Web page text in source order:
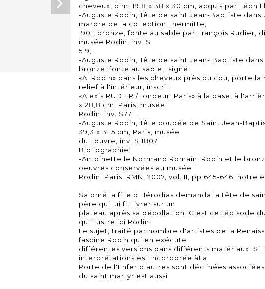
cheveux, dim. 19,8 x 38 x 30 cm, acquis par Léon
-Auguste Rodin, Tête de saint Jean-Baptiste dans
marbre de la collection Lhermitte,
1901, bronze, fonte au sable par François Rudier,
musée Rodin, inv. S
519;
-Auguste Rodin, Tête de saint Jean- Baptiste dans
bronze, fonte au sable,, signé
«A. Rodin» dans les cheveux près du cou, porte la
relief à l'intérieur, inscrit
«Alexis RUDIER /Fondeur. Paris» à la base, à
x 28,8 cm, Paris, musée
Rodin, inv. S771.
-Auguste Rodin, Tête coupée de Saint Jean-
39,3 x 31,5 cm, Paris, musée
du Louvre, inv. S.1807
Bibliographie:
-Antoinette le Normand Romain, Rodin et le
oeuvres conservées au musée
Rodin, Paris, RMN, 2007, vol. II, pp.645-646, notre
Salomé la fille d'Hérodias demanda la tête de
père qui lui fit livrer sur un
plateau après sa décollation. C'est cet épisode
qu'illustre ici Rodin.
Le sujet, traité par nombre d'artistes de la
fascine Rodin qui en exécute
différentes versions dans différents matériaux. Si
interprétations est incorporée àLa
Porte de l'Enfer,d'autres sont déclinées
du saint martyr est aussi